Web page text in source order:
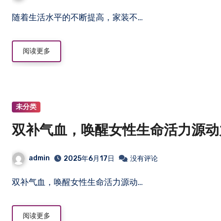
随着生活水平的不断提高，家装不…
阅读更多
未分类
双补气血，唤醒女性生命活力源
admin 2025年6月17日 没有评论
双补气血，唤醒女性生命活力源动…
阅读更多